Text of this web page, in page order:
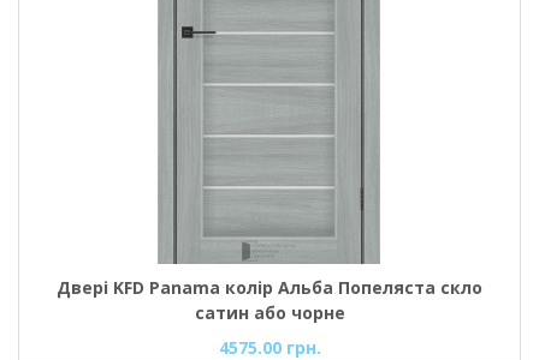
Двері KFD Panama колір Альба Попеляста скло
сатин або чорне
4575.00 грн.